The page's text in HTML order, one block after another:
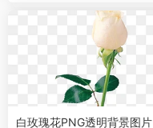
白玫瑰花PNG透明背景图片